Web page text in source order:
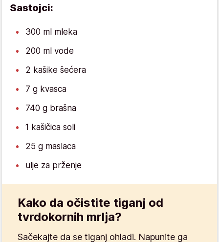
Sastojci:
300 ml mleka
200 ml vode
2 kašike šećera
7 g kvasca
740 g brašna
1 kašičica soli
25 g maslaca
ulje za prženje
Kako da očistite tiganj od
tvrdokornih mrlja?
Sačekajte da se tiganj ohladi. Napunite ga